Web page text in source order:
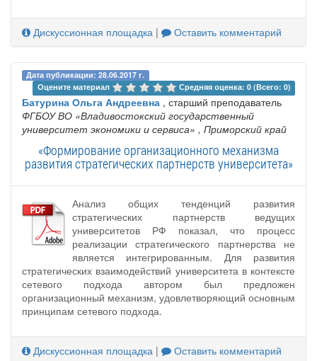
Дискуссионная площадка | Оставить комментарий
Дата публикации: 28.06.2017 г.
Оцените материал
Средняя оценка: 0 (Всего: 0)
Батурина Ольга Андреевна , старший преподаватель
ФГБОУ ВО «Владивостокский государственный
университет экономики и сервиса» , Приморский край
«Формирование организационного механизма
развития стратегических партнерств университета»
Анализ общих тенденций развития
стратегических партнерств ведущих
университетов РФ показал, что процесс
реализации стратегического партнерства не
является интегрированным. Для развития
стратегических взаимодействий университета в контексте
сетевого подхода автором был предложен
организационный механизм, удовлетворяющий основным
принципам сетевого подхода.
Дискуссионная площадка | Оставить комментарий